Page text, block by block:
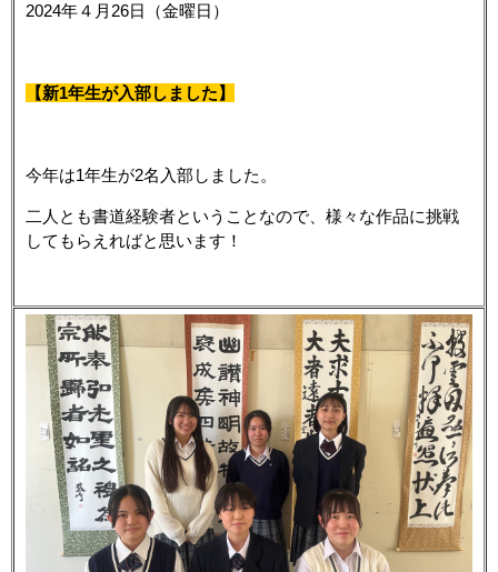
2024年４月26日（金曜日）
【新1年生が入部しました】
今年は1年生が2名入部しました。
二人とも書道経験者ということなので、様々な作品に挑戦
してもらえればと思います！